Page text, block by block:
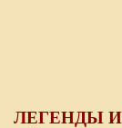
ЛЕГЕНДЫ И